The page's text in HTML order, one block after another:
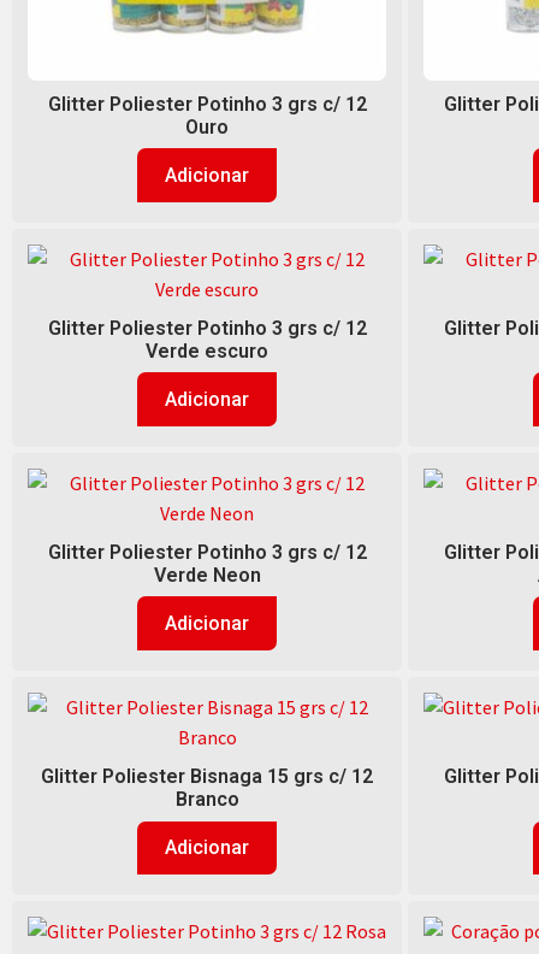
Glitter Poliester Potinho 3 grs c/ 12
Ouro
Adicionar
Glitter
Glitter Poliester Potinho 3 grs c/ 12
Verde escuro
Adicionar
Glitter
Glitter Poliester Potinho 3 grs c/ 12
Verde Neon
Adicionar
Glitter
Glitter Poliester Bisnaga 15 grs c/ 12
Branco
Adicionar
Glitter